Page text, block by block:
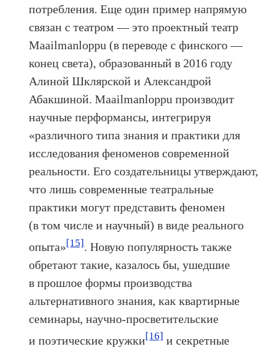
потребления. Еще один пример напрямую
связан с театром — это проектный театр
Maailmanloppu (в переводе с финского —
конец света), образованный в 2016 году
Алиной Шклярской и Александрой
Абакшиной. Maailmanloppu производит
научные перформансы, интегрируя
«различного типа знания и практики для
исследования феноменов современной
реальности. Его создательницы утверждают,
что лишь современные театральные
практики могут представить феномен
(в том числе и научный) в виде реального
опыта»[15]. Новую популярность также
обретают такие, казалось бы, ушедшие
в прошлое формы производства
альтернативного знания, как квартирные
семинары, научно-просветительские
и поэтические кружки[16]и секретные